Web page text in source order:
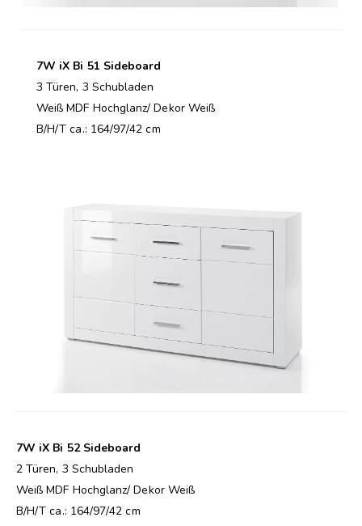
7W iX Bi 51 Sideboard
3 Türen, 3 Schubladen
Weiß MDF Hochglanz/ Dekor Weiß
B/H/T ca.: 164/97/42 cm
7W iX Bi 52 Sideboard
2 Türen, 3 Schubladen
Weiß MDF Hochglanz/ Dekor Weiß
B/H/T ca.: 164/97/42 cm